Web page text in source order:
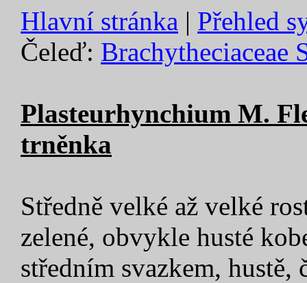
Hlavní stránka | Přehled
Čeleď: Brachytheciaceae
Plasteurhynchium M.
trněnka
Středně velké až velké
zelené, obvykle husté
středním svazkem, hustě,